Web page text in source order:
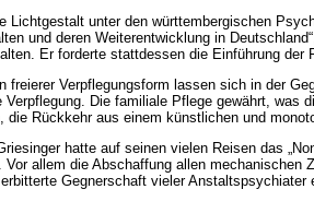
Lichtgestalt unter den württembergischen
und deren Weiterentwicklung in
Er forderte stattdessen die Einführung
freierer Verpflegungsform lassen sich in der
Verpflegung. Die familiale Pflege gewährt, was
die Rückkehr aus einem künstlichen und
hatte auf seinen vielen Reisen das
Vor allem die Abschaffung allen mechanischen
Gegnerschaft vieler